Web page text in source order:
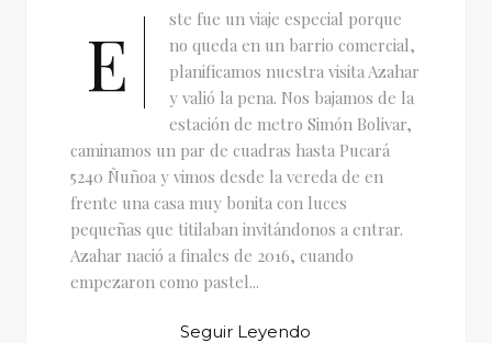
E
ste fue un viaje especial porque
no queda en un barrio comercial,
planificamos nuestra visita Azahar
y valió la pena. Nos bajamos de la
estación de metro Simón Bolivar,
caminamos un par de cuadras hasta Pucará
5240 Ñuñoa y vimos desde la vereda de en
frente una casa muy bonita con luces
pequeñas que titilaban invitándonos a entrar.
Azahar nació a finales de 2016, cuando
empezaron como pastel...
Seguir Leyendo